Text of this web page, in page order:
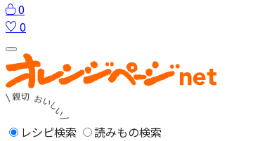
0
0
レシピ検索 読みもの検索